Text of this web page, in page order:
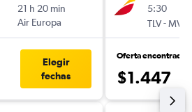
21 h 20 min
Air Europa
Elegir
fechas
5:30
TLV-MVD
Oferta encontrada
$1.447